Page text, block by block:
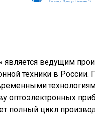
является ведущим
техники в России.
оптоэлектронных
полный цикл